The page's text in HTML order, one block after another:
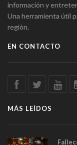
información y
Una herramienta útil
región.
EN CONTACTO
MÁS LEÍDOS